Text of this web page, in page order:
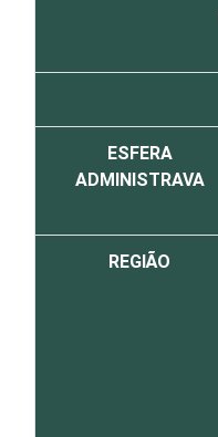
ESFERA
ADMINISTRAVA
REGIÃO